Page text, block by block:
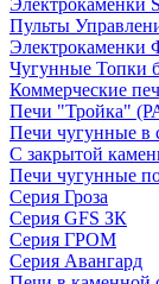
Электрокаменки
Пульты
Электрокаменки
Чугунные Топки
Коммерческие
Печи "Тройка"
Печи чугунные в
С закрытой
Печи чугунные
Серия Гроза
Серия GFS ЗК
Серия ГРОМ
Серия Авангард